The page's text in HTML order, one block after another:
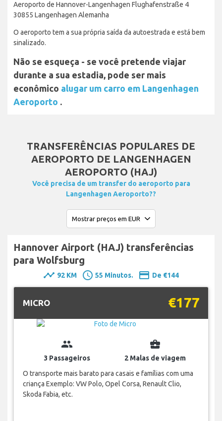
Aeroporto de Hannover-Langenhagen Flughafenstraße 4
30855 Langenhagen Alemanha
O aeroporto tem a sua própria saída da autoestrada e está bem
sinalizado.
Não se esqueça - se você pretende viajar
durante a sua estadia, pode ser mais
econômico alugar um carro em Langenhagen
Aeroporto .
TRANSFERÊNCIAS POPULARES DE
AEROPORTO DE LANGENHAGEN
AEROPORTO (HAJ)
Você precisa de um transfer do aeroporto para
Langenhagen Aeroporto??
Hannover Airport (HAJ) transferências
para Wolfsburg
timeline 92 KM schedule 55 Minutos. payment De €144
MICRO €177
group
3 Passageiros
business_center
2 Malas de viagem
O transporte mais barato para casais e famílias com uma
criança Exemplo: VW Polo, Opel Corsa, Renault Clio,
Skoda Fabia, etc.